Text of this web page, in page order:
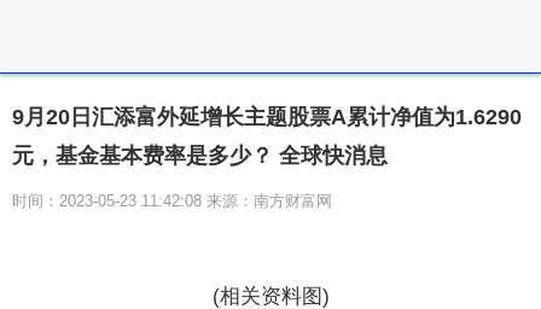
9月20日汇添富外延增长主题股票A累计净值为1.6290
元，基金基本费率是多少？ 全球快消息
时间：2023-05-23 11:42:08 来源：南方财富网
(相关资料图)